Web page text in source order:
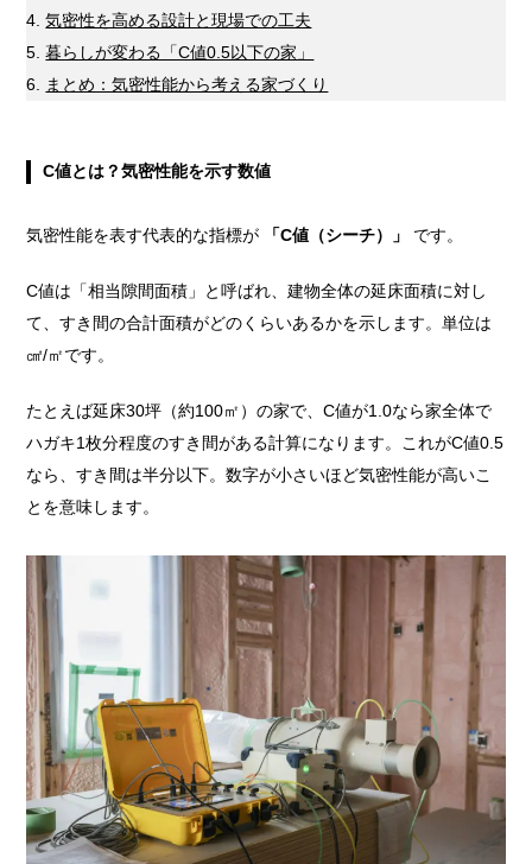
気密性を高める設計と現場での工夫
暮らしが変わる「C値0.5以下の家」
まとめ：気密性能から考える家づくり
C値とは？気密性能を示す数値
気密性能を表す代表的な指標が 「C値（シーチ）」 です。
C値は「相当隙間面積」と呼ばれ、建物全体の延床面積に対し
て、すき間の合計面積がどのくらいあるかを示します。単位は
㎠/㎡です。
たとえば延床30坪（約100㎡）の家で、C値が1.0なら家全体で
ハガキ1枚分程度のすき間がある計算になります。これがC値0.5
なら、すき間は半分以下。数字が小さいほど気密性能が高いこ
とを意味します。